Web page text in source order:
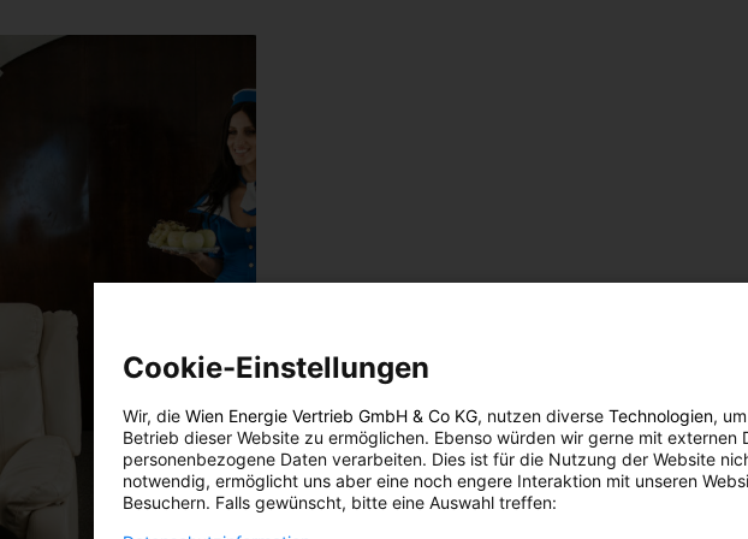
Cookie-Einstellungen
Wir, die Wien Energie Vertrieb GmbH & Co KG, nutzen diverse Technologien,
Betrieb dieser Website zu ermöglichen. Ebenso würden wir gerne mit externen
personenbezogene Daten verarbeiten. Dies ist für die Nutzung der Website
notwendig, ermöglicht uns aber eine noch engere Interaktion mit unseren
Besuchern. Falls gewünscht, bitte eine Auswahl treffen: